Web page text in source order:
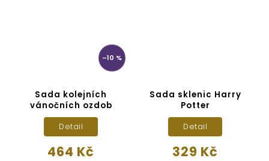
–10 %
Sada kolejních
vánočních ozdob
464 Kč
Detail
Sada sklenic Harry
Potter
329 Kč
Detail